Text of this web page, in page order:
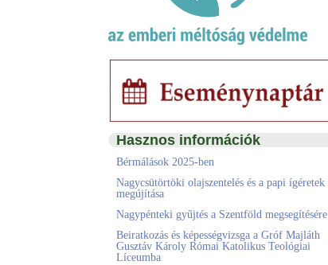
Hasznos információk
Bérmálások 2025-ben
Nagycsütörtöki olajszentelés és a papi ígéretek
megújítása
Nagypénteki gyűjtés a Szentföld megsegítésére
Beiratkozás és képességvizsga a Gróf Majláth
Gusztáv Károly Római Katolikus Teológiai
Líceumba